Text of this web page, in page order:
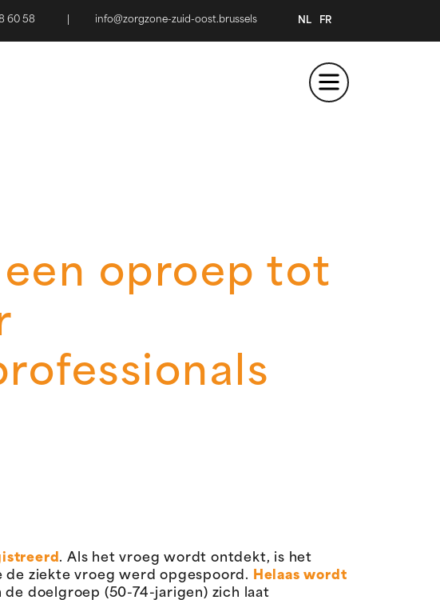
60 58 info@zorgzone-zuid-oost.brussels NL FR
oproep tot
. Als het vroeg wordt ontdekt, is het
de ziekte vroeg werd opgespoord.
Helaas wordt
de doelgroep (50-74-jarigen) zich laat